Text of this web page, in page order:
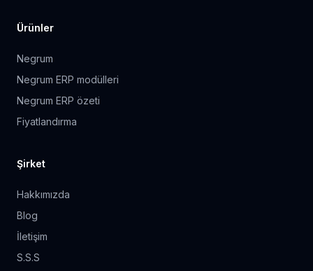
Ürünler
Negrum
Negrum ERP modülleri
Negrum ERP özeti
Fiyatlandırma
Şirket
Hakkımızda
Blog
İletişim
S.S.S